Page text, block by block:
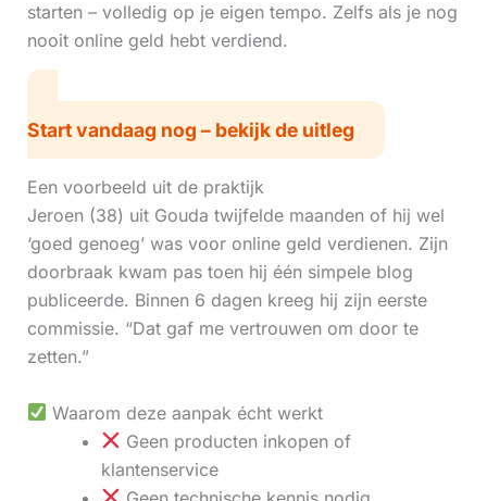
starten – volledig op je eigen tempo. Zelfs als je nog
nooit online geld hebt verdiend.
Start vandaag nog – bekijk de uitleg
Een voorbeeld uit de praktijk
Jeroen (38) uit Gouda twijfelde maanden of hij wel
‘goed genoeg’ was voor online geld verdienen. Zijn
doorbraak kwam pas toen hij één simpele blog
publiceerde. Binnen 6 dagen kreeg hij zijn eerste
commissie. “Dat gaf me vertrouwen om door te
zetten.”
Waarom deze aanpak écht werkt
Geen producten inkopen of
klantenservice